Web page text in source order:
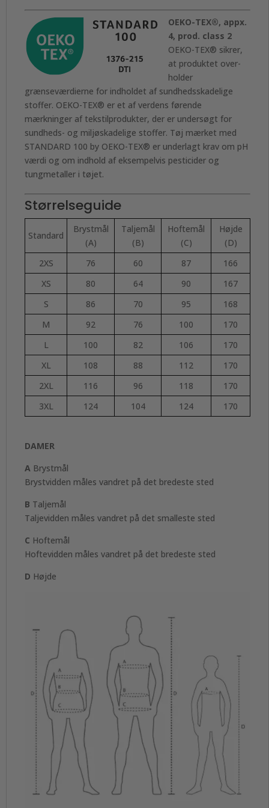
OEKO-TEX®, appx.
4, prod. class 2
OEKO-TEX® sikrer,
at produktet over­­
holder
grænseværdierne for indholdet af sundhedsskadelige
stoffer. OEKO-TEX® er et af verdens førende
mærkninger af tekstilprodukter, der er undersøgt for
sundheds- og miljøskadelige stoffer. Tøj mærket med
STANDARD 100 by OEKO-TEX® er underlagt krav om pH
værdi og om indhold af eksempelvis pesticider og
tungmetaller i tøjet.
Størrelseguide
Standard
Brystmål
(A)
Taljemål
(B)
Hoftemål
(C)
Højde
(D)
2XS
76 60 87
166
XS
80 64 90
167
S
86 70 95
168
M
92 76 100
170
L
100 82 106
170
XL
108 88 112
170
2XL
116 96 118
170
3XL
124 104 124 170
DAMER
A Brystmål
Brystvidden måles vandret på det bredeste sted
B Taljemål
Taljevidden måles vandret på det smalleste sted
C Hoftemål
Hoftevidden måles vandret på det bredeste sted
D Højde